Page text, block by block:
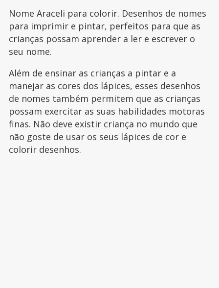
Nome Araceli para colorir. Desenhos de nomes
para imprimir e pintar, perfeitos para que as
crianças possam aprender a ler e escrever o
seu nome.
Além de ensinar as crianças a pintar e a
manejar as cores dos lápices, esses desenhos
de nomes também permitem que as crianças
possam exercitar as suas habilidades motoras
finas. Não deve existir criança no mundo que
não goste de usar os seus lápices de cor e
colorir desenhos.